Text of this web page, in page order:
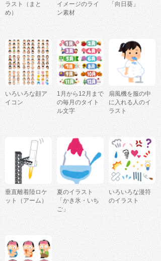
ラスト（まと
め）
イメージのライ
ン素材
「向日葵」
いろいろな顔ア
イコン
1月から12月まで
の毎月のタイト
ル文字
扇風機を服の中
に入れる人のイ
ラスト
垂直離着陸ロケ
ット（アーム）
夏のイラスト
「かき氷・いち
ご」
いろいろな漫符
のイラスト